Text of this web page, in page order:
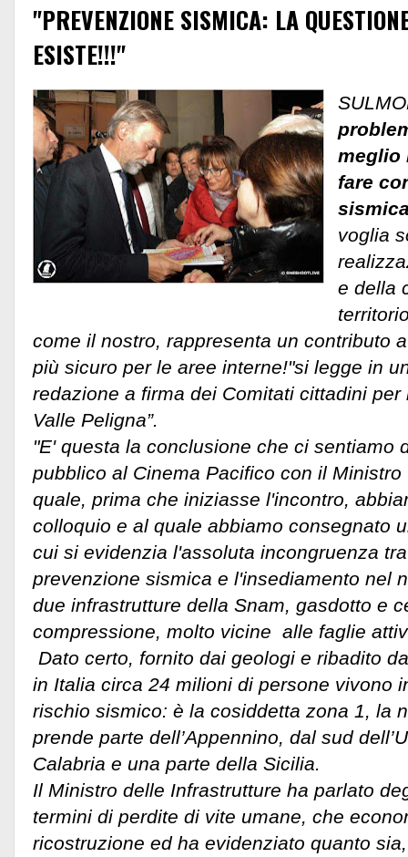
"PREVENZIONE SISMICA: LA
ESISTE!!!"
meglio
fare
voglia
e della
come il nostro, rappresenta un contributo
più sicuro per le aree interne!"si legge in
redazione a firma dei Comitati cittadini per
Valle Peligna”.
"E' questa la conclusione che ci sentiamo
pubblico al Cinema Pacifico con il
quale, prima che iniziasse l'incontro,
colloquio e al quale abbiamo consegnato
cui si evidenzia l'assoluta incongruenza
prevenzione sismica e l'insediamento nel
due infrastrutture della Snam, gasdotto e
compressione, molto vicine alle faglie
Dato certo, fornito dai geologi e ribadito
in Italia circa 24 milioni di persone vivono
rischio sismico: è la cosiddetta zona 1, la
prende parte dell’Appennino, dal sud
Calabria e una parte della Sicilia.
Il Ministro delle Infrastrutture ha parlato
termini di perdite di vite umane, che
ricostruzione ed ha evidenziato quanto